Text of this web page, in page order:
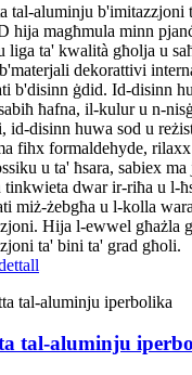
tal-aluminju b'imitazzjoni
hija magħmula minn
liga ta' kwalità għolja u
dekorattivi
b'disinn ġdid. Id-disinn
ħafna, il-kulur u n-
id-disinn huwa sod u
fihx formaldehyde, rilaxx
u ta' ħsara, sabiex
tinkwieta dwar ir-riħa u l-
miż-żebgħa u l-kolla
Hija l-ewwel għażla
ta' bini ta' grad għoli.
tal-aluminju